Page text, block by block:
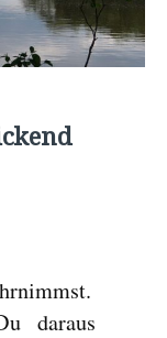
daraus